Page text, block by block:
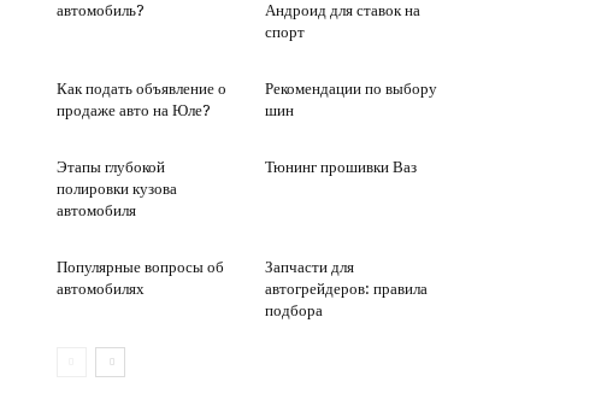
автомобиль?
Андроид для ставок на
спорт
Как подать объявление о
продаже авто на Юле?
Рекомендации по выбору
шин
Этапы глубокой
полировки кузова
автомобиля
Тюнинг прошивки Ваз
Популярные вопросы об
автомобилях
Запчасти для
автогрейдеров: правила
подбора